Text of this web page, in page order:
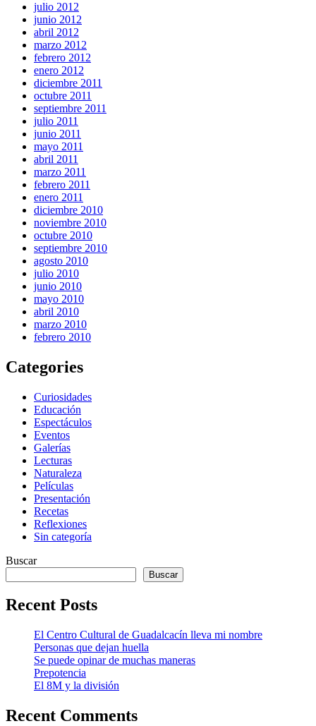
julio 2012
junio 2012
abril 2012
marzo 2012
febrero 2012
enero 2012
diciembre 2011
octubre 2011
septiembre 2011
julio 2011
junio 2011
mayo 2011
abril 2011
marzo 2011
febrero 2011
enero 2011
diciembre 2010
noviembre 2010
octubre 2010
septiembre 2010
agosto 2010
julio 2010
junio 2010
mayo 2010
abril 2010
marzo 2010
febrero 2010
Categories
Curiosidades
Educación
Espectáculos
Eventos
Galerías
Lecturas
Naturaleza
Películas
Presentación
Recetas
Reflexiones
Sin categoría
Buscar
Buscar
Recent Posts
El Centro Cultural de Guadalcacín lleva mi nombre
Personas que dejan huella
Se puede opinar de muchas maneras
Prepotencia
El 8M y la división
Recent Comments